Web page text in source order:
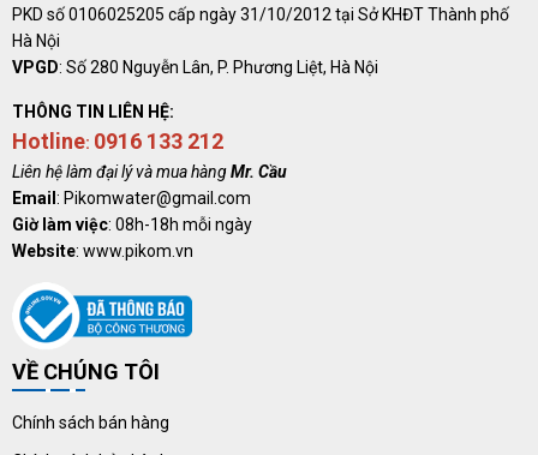
PKD số0106025205 cấp ngày 31/10/2012 tại Sở KHĐT Thành phố
Hà Nội
VPGD: Số 280 Nguyễn Lân, P. Phương Liệt, Hà Nội
THÔNG TIN LIÊN HỆ:
Hotline: 0916 133 212
Liên hệ làm đại lý và mua hàngMr. Cầu
Email : Pikomwater@gmail.com
Giờ làm việc: 08h-18h mỗi ngày
Website: www.pikom.vn
VỀ CHÚNG TÔI
Chính sách bán hàng